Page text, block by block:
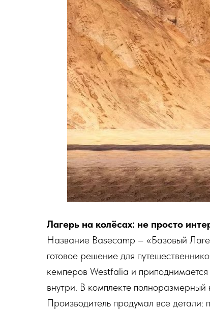
Лагерь на колёсах: не просто
Название Basecamp – «Базовый
готовое решение для
кемперов Westfalia и
внутри. В комплекте
Производитель продумал все